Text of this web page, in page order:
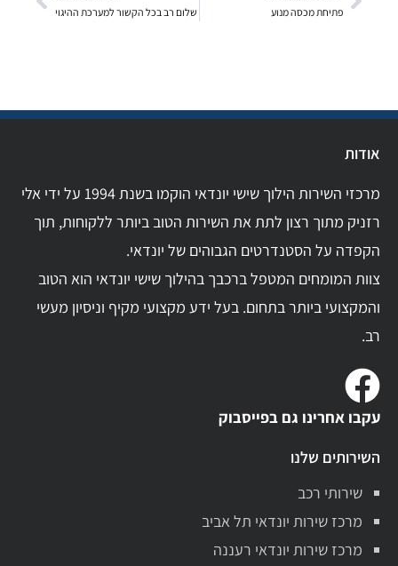
פתיחת מכסה מנוע שלום רב בכל הקשור למערכת ההיגוי
אודות
מרכזי השירות הילוך שישי יונדאי הוקמו בשנת 1994 על ידי אלי
רזניק מתוך רצון לתת את השירות הטוב ביותר ללקוחות, תוך
הקפדה על הסטנדרטים הגבוהים של יונדאי.
צוות המומחים המטפל ברכבך בהילוך שישי יונדאי הוא הטוב
והמקצועי ביותר בתחום. בעל ידע מקצועי מקיף וניסיון מעשי
רב.
עקבו אחרינו גם בפייסבוק
השירותים שלנו
שירותי רכב
מרכז שירות יונדאי תל אביב
מרכז שירות יונדאי רעננה